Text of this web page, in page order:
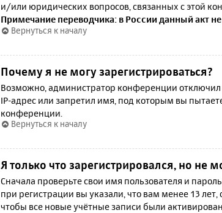
и/или юридических вопросов, связанных с этой
Примечание переводчика: в России данный акт
Вернуться к началу
Почему я не могу зарегистрироваться?
Возможно, администратор конференции
IP-адрес или запретил имя, под которым вы
конференции.
Вернуться к началу
Я только что зарегистрировался, но не
Сначала проверьте свои имя пользователя и
при регистрации вы указали, что вам менее 13
чтобы все новые учётные записи были